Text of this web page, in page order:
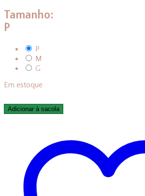
Tamanho:
P
P
M
G
Em estoque
Adicionar à sacola